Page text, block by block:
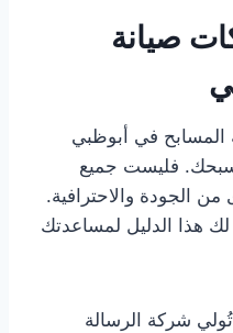
صيانة
المسابح في أبوظبي
فليست جميع
الجودة والاحترافية.
لك هذا الدليل لمساعدتك
تُولي شركة الرسالة